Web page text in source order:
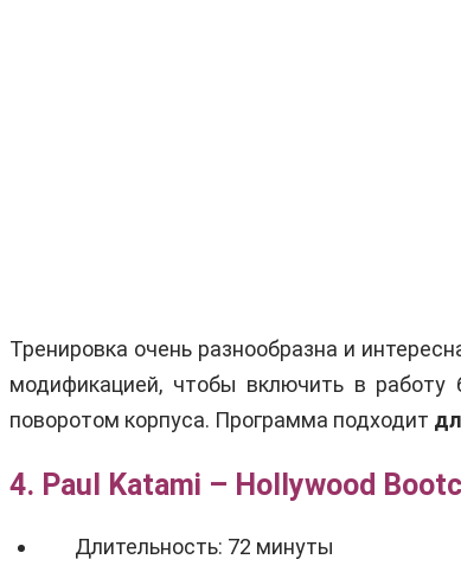
Тренировка очень разнообразна и
модификацией, чтобы включить в
поворотом корпуса. Программа подходит
4. Paul Katami – Hollywood
Длительность: 72 минуты